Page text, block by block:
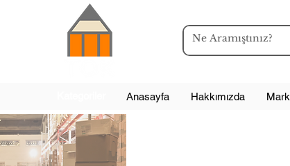
Anasayfa Hakkımızda